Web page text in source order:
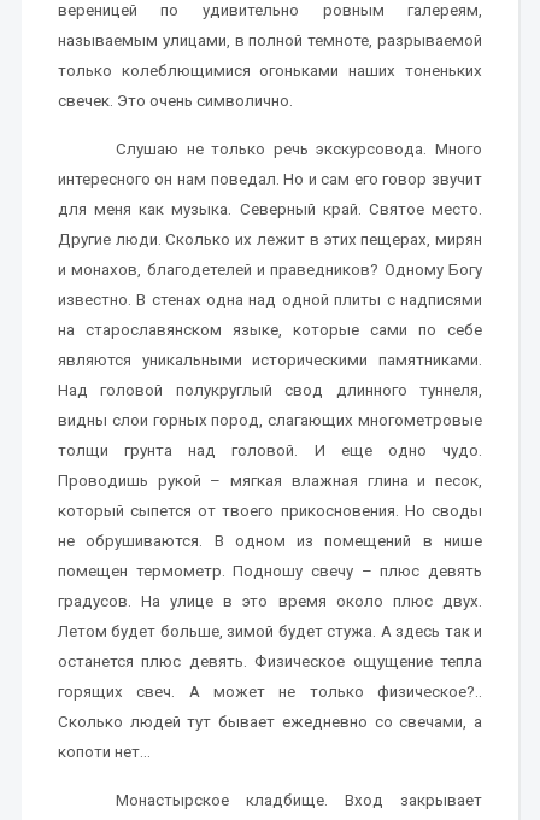
вереницей по удивительно ровным галереям,
называемым улицами, в полной темноте, разрываемой
только колеблющимися огоньками наших тоненьких
свечек. Это очень символично.
Слушаю не только речь экскурсовода. Много
интересного он нам поведал. Но и сам его говор звучит
для меня как музыка. Северный край. Святое место.
Другие люди. Сколько их лежит в этих пещерах, мирян
и монахов, благодетелей и праведников? Одному Богу
известно. В стенах одна над одной плиты с надписями
на старославянском языке, которые сами по себе
являются уникальными историческими памятниками.
Над головой полукруглый свод длинного туннеля,
видны слои горных пород, слагающих многометровые
толщи грунта над головой. И еще одно чудо.
Проводишь рукой – мягкая влажная глина и песок,
который сыпется от твоего прикосновения. Но своды
не обрушиваются. В одном из помещений в нише
помещен термометр. Подношу свечу – плюс девять
градусов. На улице в это время около плюс двух.
Летом будет больше, зимой будет стужа. А здесь так и
останется плюс девять. Физическое ощущение тепла
горящих свеч. А может не только физическое?..
Сколько людей тут бывает ежедневно со свечами, а
копоти нет…
Монастырское кладбище. Вход закрывает